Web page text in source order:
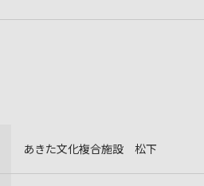
あきた文化複合施設 松下